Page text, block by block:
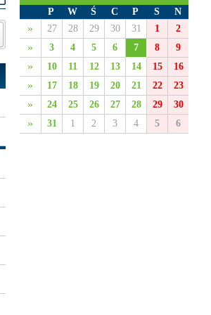
» 27 28 29 30 31 1 2
» 3 4 5 6 7 8 9
» 10 11 12 13 14 15 16
» 17 18 19 20 21 22 23
» 24 25 26 27 28 29 30
» 31 1 2 3 4 5 6
P W Ś C P S N